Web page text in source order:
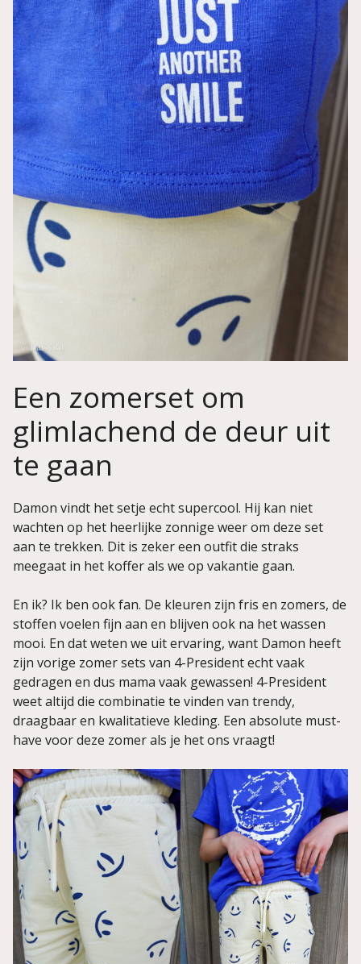
Een zomerset om
glimlachend de deur uit
te gaan
Damon vindt het setje echt supercool. Hij kan niet
wachten op het heerlijke zonnige weer om deze set
aan te trekken. Dit is zeker een outfit die straks
meegaat in het koffer als we op vakantie gaan.
En ik? Ik ben ook fan. De kleuren zijn fris en zomers, de
stoffen voelen fijn aan en blijven ook na het wassen
mooi. En dat weten we uit ervaring, want Damon heeft
zijn vorige zomer sets van 4-President echt vaak
gedragen en dus mama vaak gewassen! 4-President
weet altijd die combinatie te vinden van trendy,
draagbaar en kwalitatieve kleding. Een absolute must-
have voor deze zomer als je het ons vraagt!